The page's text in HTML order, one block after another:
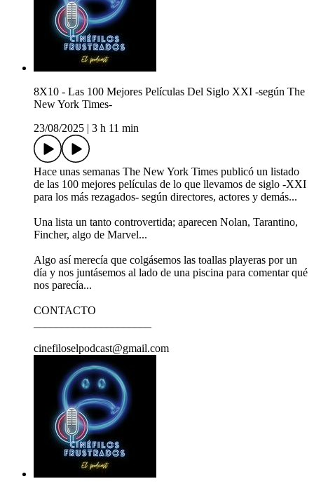
8X10 - Las 100 Mejores Películas Del Siglo XXI -según The
New York Times-
23/08/2025
3 h 11 min
Hace unas semanas The New York Times publicó un listado
de las 100 mejores películas de lo que llevamos de siglo -XXI
para los más rezagados- según directores, actores y demás...
Una lista un tanto controvertida; aparecen Nolan, Tarantino,
Fincher, algo de Marvel...
Algo así merecía que colgásemos las toallas playeras por un
día y nos juntásemos al lado de una piscina para comentar qué
nos parecía...
CONTACTO
cinefiloselpodcast@gmail.com